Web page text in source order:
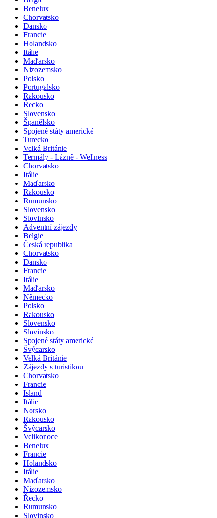
Benelux
Chorvatsko
Dánsko
Francie
Holandsko
Itálie
Maďarsko
Nizozemsko
Polsko
Portugalsko
Rakousko
Řecko
Slovensko
Španělsko
Spojené státy americké
Turecko
Velká Británie
Termály - Lázně - Wellness
Chorvatsko
Itálie
Maďarsko
Rakousko
Rumunsko
Slovensko
Slovinsko
Adventní zájezdy
Belgie
Česká republika
Chorvatsko
Dánsko
Francie
Itálie
Maďarsko
Německo
Polsko
Rakousko
Slovensko
Slovinsko
Spojené státy americké
Švýcarsko
Velká Británie
Zájezdy s turistikou
Chorvatsko
Francie
Island
Itálie
Norsko
Rakousko
Švýcarsko
Velikonoce
Benelux
Francie
Holandsko
Itálie
Maďarsko
Nizozemsko
Řecko
Rumunsko
Slovinsko